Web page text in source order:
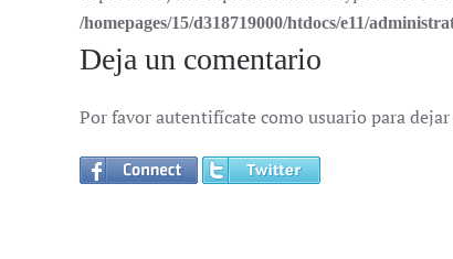
/homepages/15/d318719000/htdocs/e11/
Deja un comentario
Por favor autentifícate como usuario para